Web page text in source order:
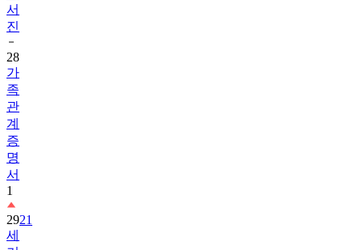
서
진
28
가
족
관
계
증
명
서
1
2921
세